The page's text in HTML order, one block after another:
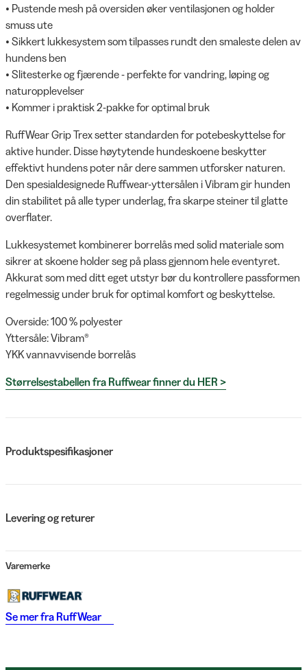
• Pustende mesh på oversiden øker ventilasjonen og holder
smuss ute
• Sikkert lukkesystem som tilpasses rundt den smaleste delen av
hundens ben
• Slitesterke og fjærende - perfekte for vandring, løping og
naturopplevelser
• Kommer i praktisk 2-pakke for optimal bruk
RuffWear Grip Trex setter standarden for potebeskyttelse for
aktive hunder. Disse høytytende hundeskoene beskytter
effektivt hundens poter når dere sammen utforsker naturen.
Den spesialdesignede Ruffwear-yttersålen i Vibram gir hunden
din stabilitet på alle typer underlag, fra skarpe steiner til glatte
overflater.
Lukkesystemet kombinerer borrelås med solid materiale som
sikrer at skoene holder seg på plass gjennom hele eventyret.
Akkurat som med ditt eget utstyr bør du kontrollere passformen
regelmessig under bruk for optimal komfort og beskyttelse.
Overside: 100 % polyester
Yttersåle: Vibram®
YKK vannavvisende borrelås
Størrelsestabellen fra Ruffwear finner du HER >
Produktspesifikasjoner
Levering og returer
Varemerke
Se mer fra RuffWear